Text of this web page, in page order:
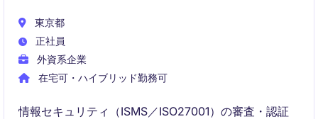
東京都
正社員
外資系企業
在宅可・ハイブリッド勤務可
情報セキュリティ（ISMS／ISO27001）の審査・認証